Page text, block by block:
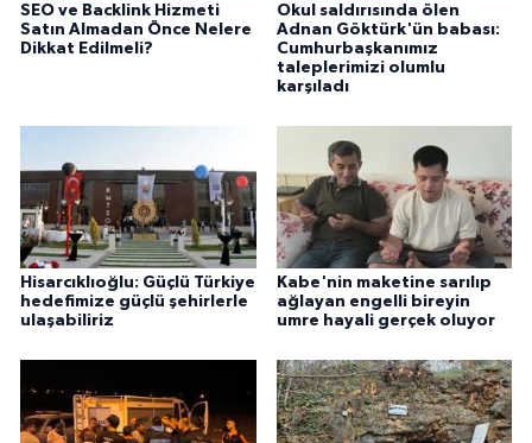
SEO ve Backlink Hizmeti
Satın Almadan Önce Nelere
Dikkat Edilmeli?
Okul saldırısında ölen
Adnan Göktürk'ün babası:
Cumhurbaşkanımız
taleplerimizi olumlu
karşıladı
Hisarcıklıoğlu: Güçlü Türkiye
hedefimize güçlü şehirlerle
ulaşabiliriz
Kabe'nin maketine sarılıp
ağlayan engelli bireyin
umre hayali gerçek oluyor